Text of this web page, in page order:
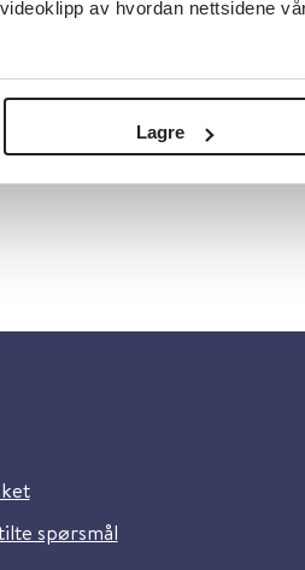
av hvordan nettsidene
Lagre
spørsmål